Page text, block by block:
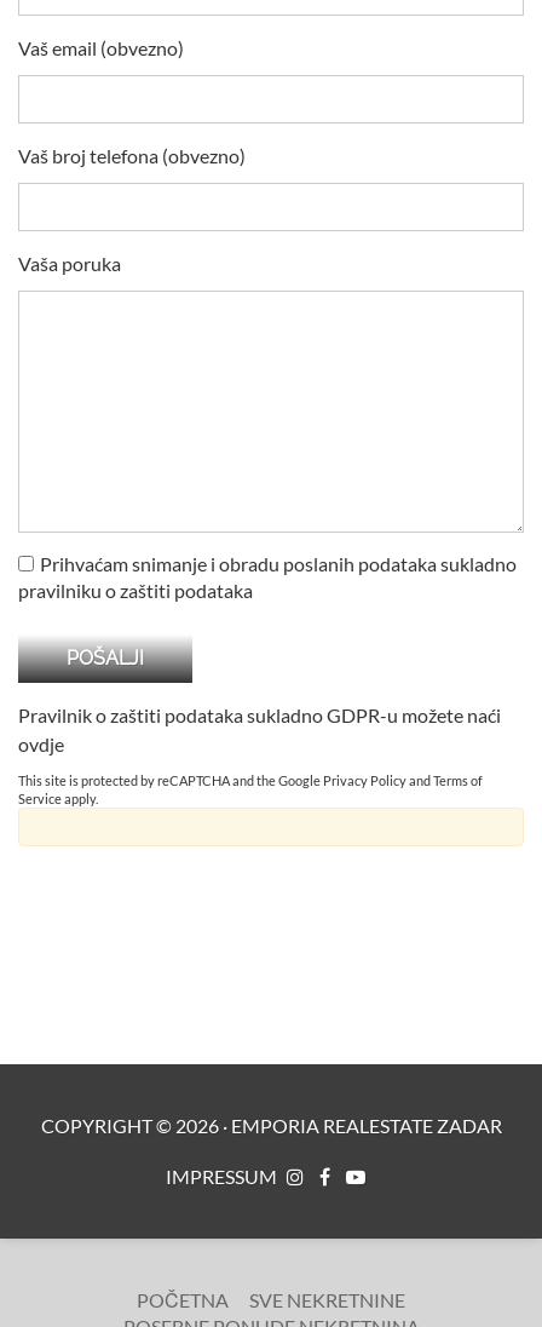
Vaš email (obvezno)
Vaš broj telefona (obvezno)
Vaša poruka
Prihvaćam snimanje i obradu poslanih podataka sukladno
pravilniku o zaštiti podataka
Pravilnik o zaštiti podataka sukladno GDPR-u možete naći
ovdje
This site is protected by reCAPTCHA and the Google Privacy PolicyandTerms of
Serviceapply.
COPYRIGHT © 2026· EMPORIA REALESTATE ZADAR
IMPRESSUM
POČETNA
SVE NEKRETNINE